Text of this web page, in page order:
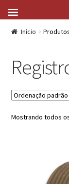
Início
Mostrando todos